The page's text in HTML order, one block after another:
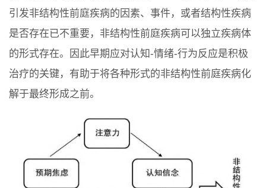
引发非结构性前庭疾病的因素、事件，或者结构性疾病
是否存在已不重要，非结构性前庭疾病可以独立疾病体
的形式存在。因此早期应对认知-情绪-行为反应是积极
治疗的关键，有助于将各种形式的非结构性前庭疾病化
解于最终形成之前。